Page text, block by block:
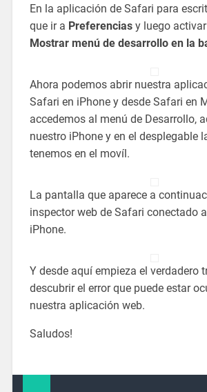
En la aplicación de Safari para
que ir a Preferenciasy luego
Mostrar menú de desarrollo en la
Ahora podemos abrir nuestra
Safari en iPhone y desde Safari en
accedemos al menú de Desarrollo,
nuestro iPhone y en el desplegable
tenemos en el movíl.
La pantalla que aparece a
inspector web de Safari conectado
iPhone.
Y desde aquí empieza el verdadero
descubrir el error que puede estar
nuestra aplicación web.
Saludos!